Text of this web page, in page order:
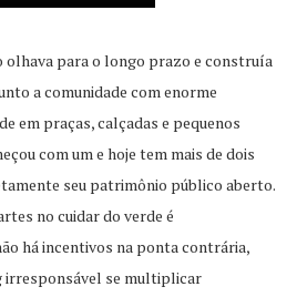
olhava para o longo prazo e construía
a comunidade com enorme
em praças, calçadas e pequenos
com um e hoje tem mais de dois
seu patrimônio público aberto.
no cuidar do verde é
há incentivos na ponta contrária,
irresponsável se multiplicar